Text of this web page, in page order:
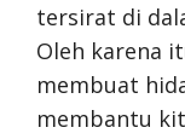
tersirat di
Oleh karena
membuat
membantu